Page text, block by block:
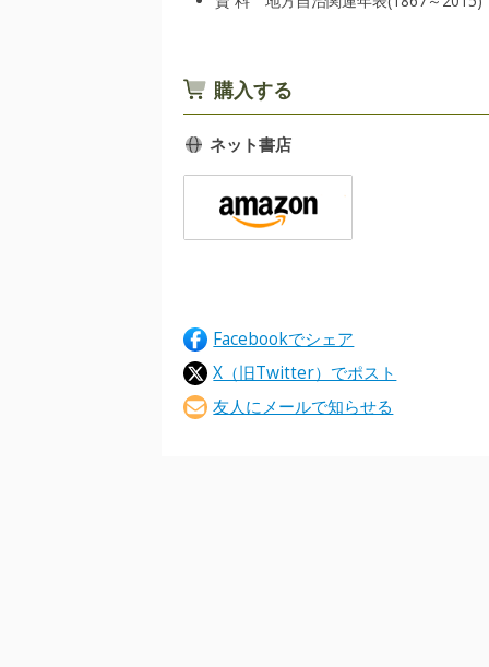
購入する
ネット書店
Facebookでシェア
X（旧Twitter）でポスト
友人にメールで知らせる